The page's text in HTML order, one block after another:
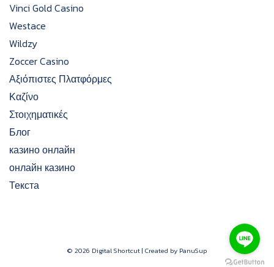
Vinci Gold Casino
Westace
Wildzy
Zoccer Casino
Αξιόπιστες Πλατφόρμες
Καζίνο
Στοιχηματικές
Блог
казино онлайн
онлайн казино
Текста
© 2026 Digital Shortcut | Created by PanuSup